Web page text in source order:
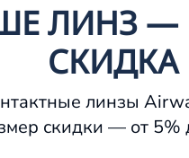
ЛИНЗ —
СКИДКА
линзы
скидки — от 5%